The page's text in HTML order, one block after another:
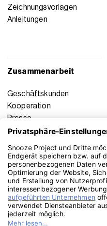
Zeichnungsvorlagen
Anleitungen
Zusammenarbeit
Geschäftskunden
Kooperation
Presse
Affiliate Marketing